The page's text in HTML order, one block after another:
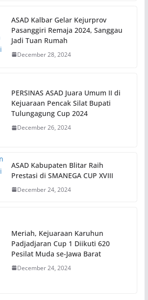
ASAD Kalbar Gelar Kejurprov
Pasanggiri Remaja 2024, Sanggau
Jadi Tuan Rumah
December 28, 2024
PERSINAS ASAD Juara Umum II di
Kejuaraan Pencak Silat Bupati
Tulungagung Cup 2024
December 26, 2024
ASAD Kabupaten Blitar Raih
Prestasi di SMANEGA CUP XVIII
December 24, 2024
Meriah, Kejuaraan Karuhun
Padjadjaran Cup 1 Diikuti 620
Pesilat Muda se-Jawa Barat
December 24, 2024